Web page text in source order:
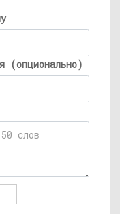
(опционально)